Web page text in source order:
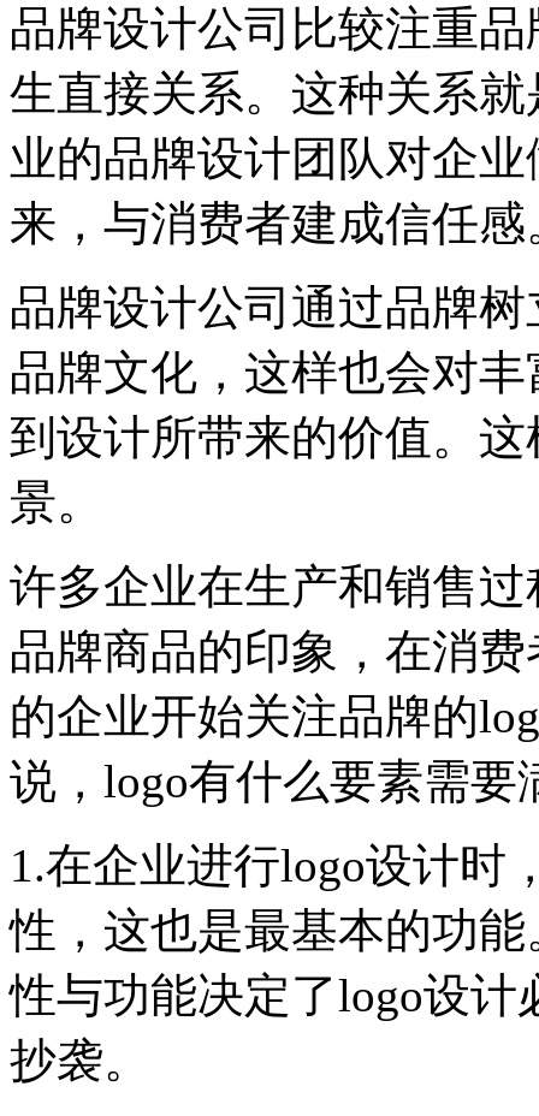
品牌设计公司比较注重
生直接关系。这种关系
业的品牌设计团队对企
来，与消费者建成信任感
品牌设计公司通过品牌
品牌文化，这样也会对
到设计所带来的价值。
景。
许多企业在生产和销售
品牌商品的印象，在消
的企业开始关注品牌的
说，logo有什么要素需
1.在企业进行logo设计时
性，这也是最基本的功
性与功能决定了logo设
抄袭。